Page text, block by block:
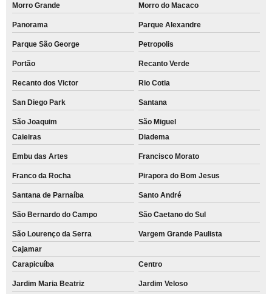
Morro Grande Morro do Macaco
Panorama Parque Alexandre
Parque São George Petropolis
Portão Recanto Verde
Recanto dos Victor Rio Cotia
San Diego Park Santana
São Joaquim
São Miguel
Caieiras
Diadema
Embu das Artes Francisco Morato
Franco da Rocha Pirapora do Bom Jesus
Santana de Parnaíba Santo André
São Bernardo do Campo São Caetano do Sul
São Lourenço da Serra
Vargem Grande Paulista
Cajamar
Carapicuíba
Centro
Jardim Maria Beatriz Jardim Veloso